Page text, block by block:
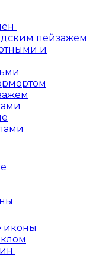
пейзажем
и
иконы